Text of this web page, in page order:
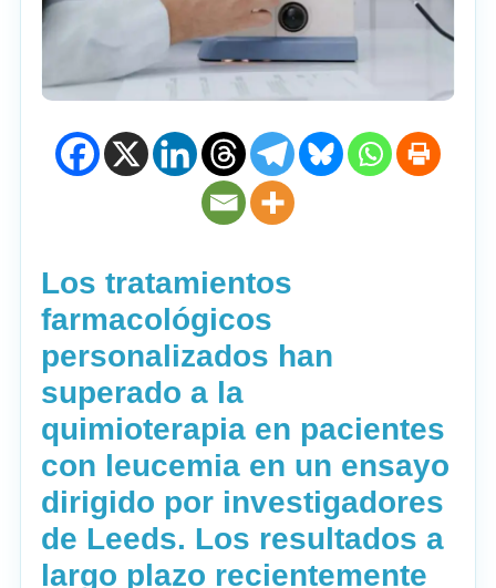
Los tratamientos
farmacológicos
personalizados han
superado a la
quimioterapia en pacientes
con leucemia en un ensayo
dirigido por investigadores
de Leeds. Los resultados a
largo plazo recientemente